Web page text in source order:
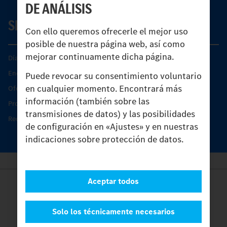
DE ANÁLISIS
Con ello queremos ofrecerle el mejor uso
posible de nuestra página web, así como
mejorar continuamente dicha página.
Puede revocar su consentimiento voluntario
en cualquier momento. Encontrará más
información (también sobre las
transmisiones de datos) y las posibilidades
de configuración en «Ajustes» y en nuestras
indicaciones sobre protección de datos.
Solo los técnicamente necesarios
Aceptar todos
SERVICIO
Días de Servicio del Unimog
Encontrar un socio
Oferta de servicio del Unimog
Productos de piezas y servicio
Recambios originales
Provider
Legal Notice
Contacto
Cookies